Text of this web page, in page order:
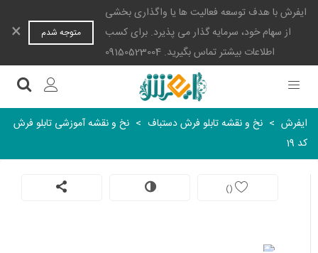
ایفرش با هدف توسعه فعالیت ها یا واگذاری بخشی
از سهام خود، سرمایه گذار می پذیرد. برای کسب
اطلاعات بیشتر تماس بگیرید. 09150523004
متوجه شدم ×
ایفرش > نخ و نقشه تابلو فرش دستباف > نخ و نقشه آموزشی تابلو فرش
کد 19
(
)